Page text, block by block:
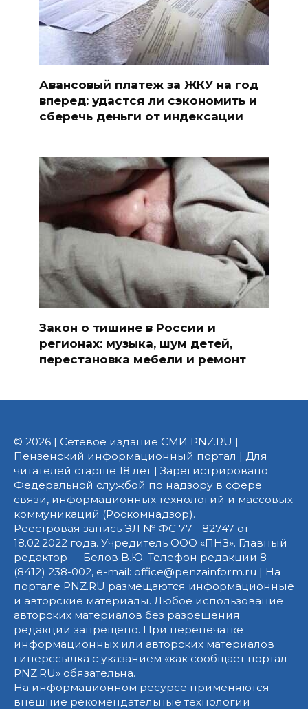
Авансовый платеж за ЖКУ на год
вперед: удастся ли сэкономить и
сберечь деньги от индексации
Закон о тишине в России и
регионах: музыка, шум детей,
перестановка мебели и ремонт
© 2026 | Сетевое издание СМИ PNZ.RU |
Пензенский информационный портал | Для
читателей старше 18 лет | Зарегистрировано
Федеральной службой по надзору в сфере
связи, информационных технологий и массовых
коммуникаций (Роскомнадзор).
Реестровая запись ЭЛ № ФС 77 - 82747 от
18.02.2022 года. Учредитель ООО «ПНЗ». Главный
редактор — Белов В.Ю. Телефон редакции 8
(8412) 238-002, e-mail: office@penzainform.ru | На
портале PNZ.RU размещаются информационные
и авторские материалы. Любое использование
авторских материалов без разрешения
редакции запрещено. При перепечатке
информационных или авторских материалов
гиперссылка с указанием «как сообщает портал
PNZ.RU» обязательна.
На информационном ресурсе применяются
внешние рекомендательные технологии